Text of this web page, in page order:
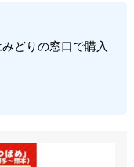
どりの窓口で購入